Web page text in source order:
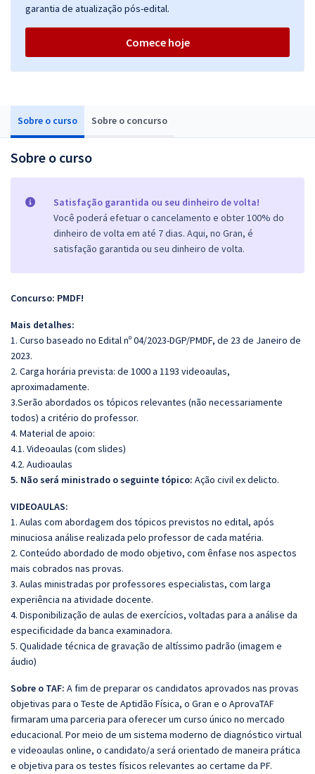
Sobre o curso Sobre o concurso
Sobre o curso
Satisfação garantida ou seu dinheiro de volta!
Você poderá efetuar o cancelamento e obter 100% do
dinheiro de volta em até 7 dias. Aqui, no Gran, é
satisfação garantida ou seu dinheiro de volta.
Concurso: PMDF!
Mais detalhes:
1. Curso baseado no Edital nº 04/2023-DGP/PMDF, de 23 de Janeiro de
2023.
2. Carga horária prevista: de 1000 a 1193 videoaulas,
aproximadamente.
3.Serão abordados os tópicos relevantes (não necessariamente
todos) a critério do professor.
4. Material de apoio:
4.1. Videoaulas (com slides)
4.2. Audioaulas
5. Não será ministrado o seguinte tópico: Ação civil ex delicto.
VIDEOAULAS:
1. Aulas com abordagem dos tópicos previstos no edital, após
minuciosa análise realizada pelo professor de cada matéria.
2. Conteúdo abordado de modo objetivo, com ênfase nos aspectos
mais cobrados nas provas.
3. Aulas ministradas por professores especialistas, com larga
experiência na atividade docente.
4. Disponibilização de aulas de exercícios, voltadas para a análise da
especificidade da banca examinadora.
5. Qualidade técnica de gravação de altíssimo padrão (imagem e
áudio)
Sobre o TAF: A fim de preparar os candidatos aprovados nas provas
objetivas para o Teste de Aptidão Física, o Gran e o AprovaTAF
firmaram uma parceria para oferecer um curso único no mercado
educacional. Por meio de um sistema moderno de diagnóstico virtual
e videoaulas online, o candidato/a será orientado de maneira prática
e objetiva para os testes físicos relevantes ao certame da PF.
garantia de atualização pós-edital.
Comece hoje